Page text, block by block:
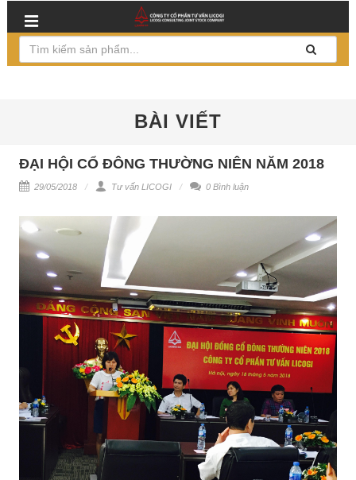
BÀI VIẾT
ĐẠI HỘI CỔ ĐÔNG THƯỜNG NIÊN NĂM 2018
29/05/2018 Tư vấn LICOGI 0 Bình luận